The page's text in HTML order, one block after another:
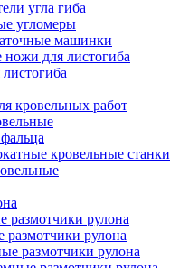
угла гиба
угломеры
машинки
ножи для листогиба
кровельных работ
кровельные станки
размотчики рулона
размотчики рулона
размотчики рулона